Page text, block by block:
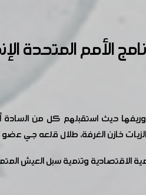
الأمم المتحدة
حيث استقبلهم كل من السادة
خازن الغرفة، طلال قلعه جي عضو
الاقتصادية وتنمية سبل العيش